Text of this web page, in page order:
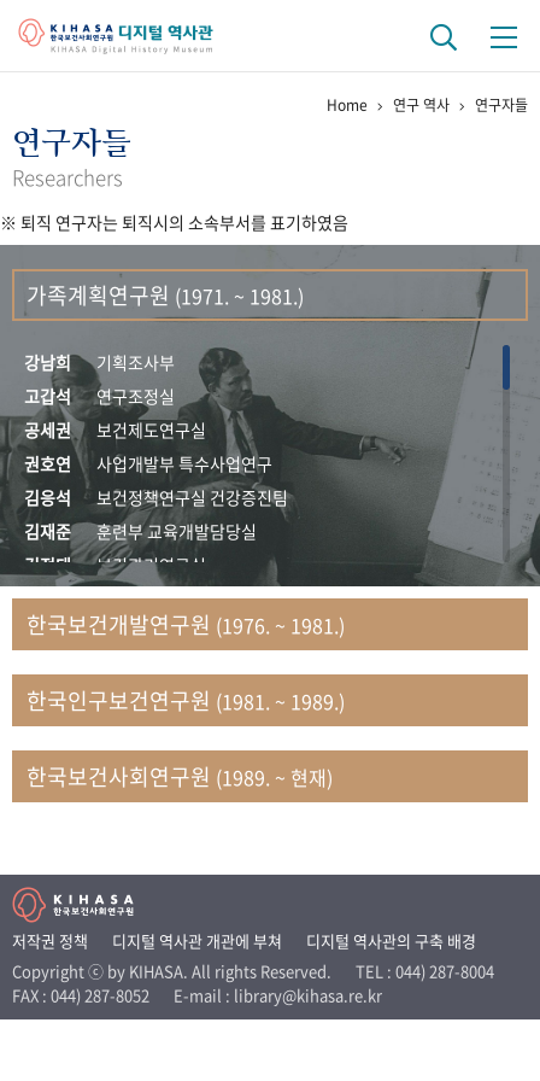
걸어온 길 기관 변천사
연구 역사
정책과 연구 키워드로 보는 연구 역사
연구자들
간행물 변천사
기록물 아카이브
사진 아카이브 문서 기록물 행정박물 영상 기록물
50+1주년 기념
성과 50선 숫자로 보는 50년
세계와 함께 한 KIHASA
VR 역사관
Home 연구 역사 연구자들
연구자들
Researchers
※ 퇴직 연구자는 퇴직시의 소속부서를 표기하였음
가족계획연구원 (1971. ~ 1981.)
강남희
기획조사부
고갑석
연구조정실
공세권
보건제도연구실
권호연
사업개발부 특수사업연구
김응석
보건정책연구실 건강증진팀
김재준
훈련부 교육개발담당실
김정태
보건관리연구실
김지자
연구부 사회개발담당실
김태룡
조사평가부 연구과
문현상
가족복지연구실 인구가족연구팀
박인화
보건정책연구실
박재빈
연구부 인구역학담당실
변종화
보건정책연구실 건강증진팀
송건용
보건정책연구실
송태민
정보통계연구실 빅데이터연구센터
신희설
사업개발부 국제협력연구실
이규식
의료보험연구실
이문기
훈련부
한국보건개발연구원 (1976. ~ 1981.)
한국인구보건연구원 (1981. ~ 1989.)
한국보건사회연구원 (1989. ~ 현재)
저작권 정책 디지털 역사관 개관에 부쳐
디지털 역사관의 구축 배경
Copyright ⓒ by KIHASA. All rights Reserved.
TEL : 044) 287-8004
FAX : 044) 287-8052
E-mail : library@kihasa.re.kr